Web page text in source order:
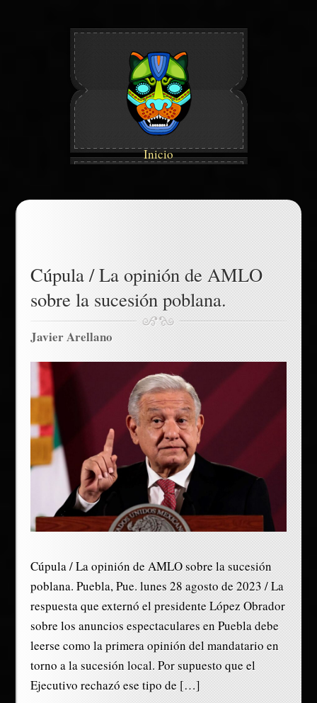
Inicio
Cúpula / La opinión de AMLO
sobre la sucesión poblana.
Javier Arellano
Cúpula / La opinión de AMLO sobre la sucesión
poblana. Puebla, Pue. lunes 28 agosto de 2023 / La
respuesta que externó el presidente López Obrador
sobre los anuncios espectaculares en Puebla debe
leerse como la primera opinión del mandatario en
torno a la sucesión local. Por supuesto que el
Ejecutivo rechazó ese tipo de […]